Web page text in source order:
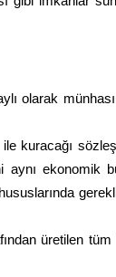
olarak
kuracağı
aynı ekonomik
üretilen